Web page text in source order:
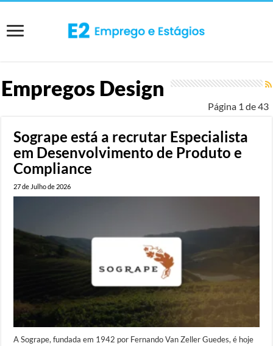
Empregos Design
Página 1 de 43
Sogrape está a recrutar Especialista
em Desenvolvimento de Produto e
Compliance
27 de Julho de 2026
A Sogrape, fundada em 1942 por Fernando Van Zeller Guedes, é hoje